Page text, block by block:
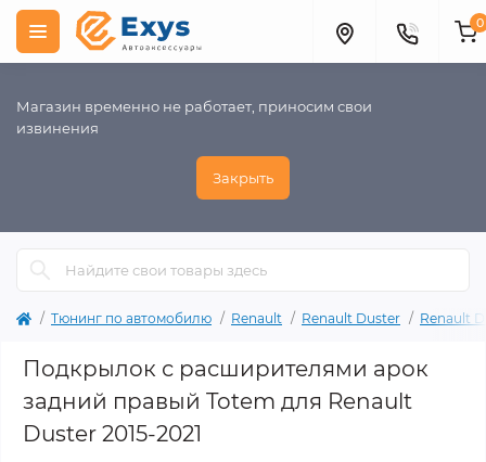
Магазин временно не работает, приносим свои
извинения
Закрыть
0
Тюнинг по автомобилю Renault Renault Duster Renault
Подкрылок с расширителями арок
задний правый Totem для Renault
Duster 2015-2021